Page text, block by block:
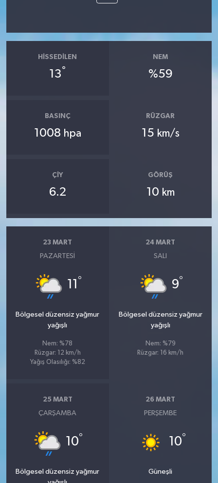
HISSEDILEN
13°
NEM
%59
BASINÇ
1008 hpa
RÜZGAR
15 km/s
ÇIY
6.2
GÖRÜŞ
10 km
23 MART
PAZARTESI
11 °
Bölgesel düzensiz yağmur
yağışlı
Nem: %78
Rüzgar: 12 km/h
Yağış Olasılığı: %82
24 MART
SALI
9°
Bölgesel düzensiz yağmur
yağışlı
Nem: %79
Rüzgar: 16 km/h
25 MART
ÇARŞAMBA
10°
Bölgesel düzensiz yağmur
26 MART
PERŞEMBE
10°
Güneşli